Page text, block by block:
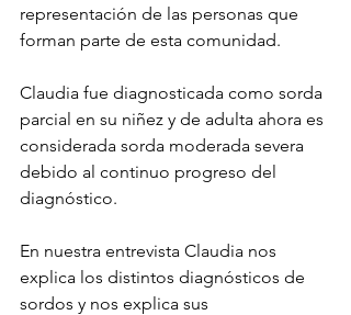
representación de las personas que
forman parte de esta comunidad.
Claudia fue diagnosticada como sorda
parcial en su niñez y de adulta ahora es
considerada sorda moderada severa
debido al continuo progreso del
diagnóstico.
En nuestra entrevista Claudia nos
explica los distintos diagnósticos de
sordos y nos explica sus